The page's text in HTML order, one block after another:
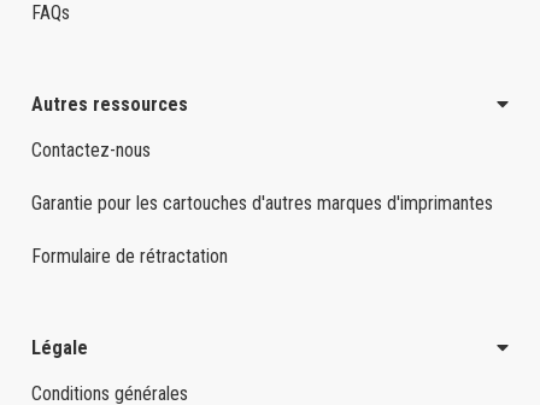
FAQs
Autres ressources
Contactez-nous
Garantie pour les cartouches d'autres marques d'imprimantes
Formulaire de rétractation
Légale
Conditions générales